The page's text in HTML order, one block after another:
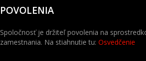
POVOLENIA
Spoločnosť je držiteľ povolenia na
zamestnania. Na stiahnutie tu: Osvedčenie